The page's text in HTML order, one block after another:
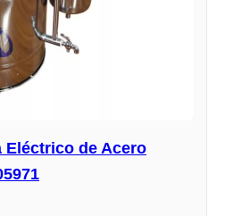
Eléctrico de Acero